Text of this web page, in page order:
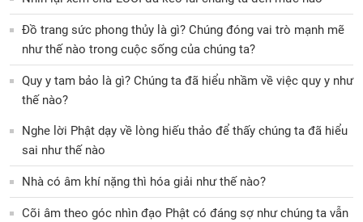
Đồ trang sức phong thủy là gì? Chúng đóng vai trò mạnh mẽ
như thế nào trong cuộc sống của chúng ta?
Quy y tam bảo là gì? Chúng ta đã hiểu nhầm về việc quy y như
thế nào?
Nghe lời Phật dạy về lòng hiếu thảo để thấy chúng ta đã hiểu
sai như thế nào
Nhà có âm khí nặng thì hóa giải như thế nào?
Cõi âm theo góc nhìn đạo Phật có đáng sợ như chúng ta vẫn